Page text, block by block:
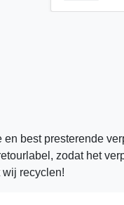
best presterende
zodat het
recyclen!